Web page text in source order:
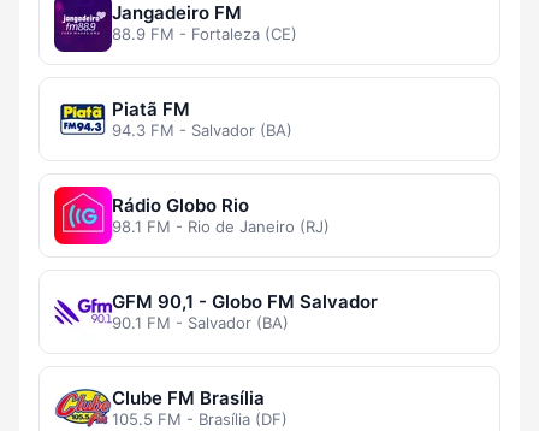
Jangadeiro FM
88.9 FM - Fortaleza (CE)
Piatã FM
94.3 FM - Salvador (BA)
Rádio Globo Rio
98.1 FM - Rio de Janeiro (RJ)
GFM 90,1 - Globo FM Salvador
90.1 FM - Salvador (BA)
Clube FM Brasília
105.5 FM - Brasília (DF)